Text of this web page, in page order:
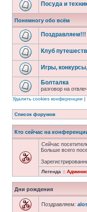
Посуда и
Понемногу обо всём
Поздравляем!!!
Клуб
Игры,
Болталка
разговор на
Удалить cookies конференции |
Список форумов
Кто сейчас на
Сейчас
Больше всего
Легенда ::
Дни рождения
Поздравляем: